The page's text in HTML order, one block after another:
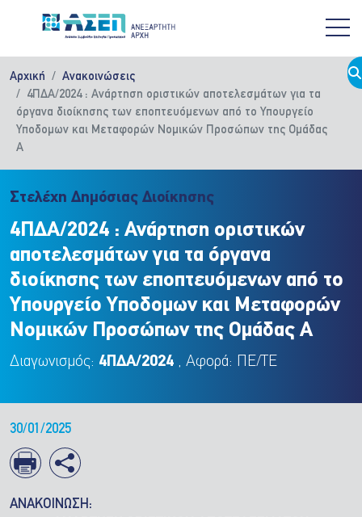
Αρχική
Ανακοινώσεις
4ΠΔΑ/2024 : Ανάρτηση οριστικών αποτελεσμάτων για τα
όργανα διοίκησης των εποπτευόμενων από το Υπουργείο
Yποδομων και Μεταφορών Νομικών Προσώπων της Ομάδας
Α
Στελέχη Δημόσιας Διοίκησης
4ΠΔΑ/2024 : Ανάρτηση οριστικών
αποτελεσμάτων για τα όργανα
διοίκησης των εποπτευόμενων από το
Υπουργείο Yποδομων και Μεταφορών
Νομικών Προσώπων της Ομάδας Α
Διαγωνισμός: 4ΠΔΑ/2024 , Αφορά: ΠΕ/ΤΕ
30/01/2025
ΑΝΑΚΟΙΝΩΣΗ: